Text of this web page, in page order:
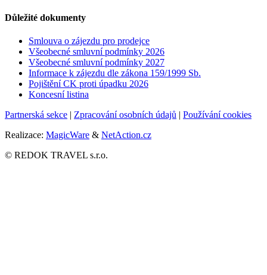
Důležité dokumenty
Smlouva o zájezdu pro prodejce
Všeobecné smluvní podmínky 2026
Všeobecné smluvní podmínky 2027
Informace k zájezdu dle zákona 159/1999 Sb.
Pojištění CK proti úpadku 2026
Koncesní listina
Partnerská sekce | Zpracování osobních údajů | Používání cookies
Realizace: MagicWare & NetAction.cz
© REDOK TRAVEL s.r.o.